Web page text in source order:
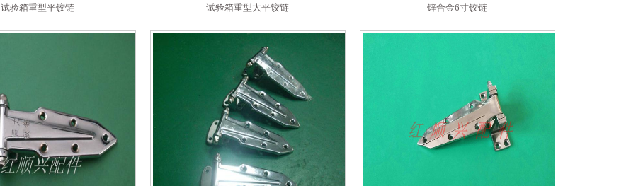
试验箱重型平铰链 试验箱重型大平铰链 锌合金6寸铰链